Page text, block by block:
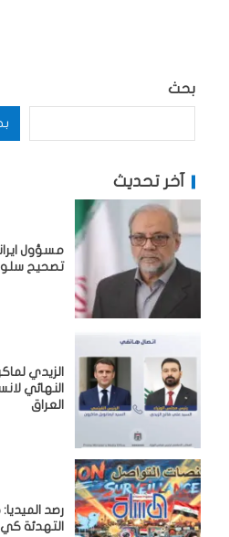
بحث
آخر تحديث
مسؤول
تصحيح
النهائي
العراق
رصد
التهدئة